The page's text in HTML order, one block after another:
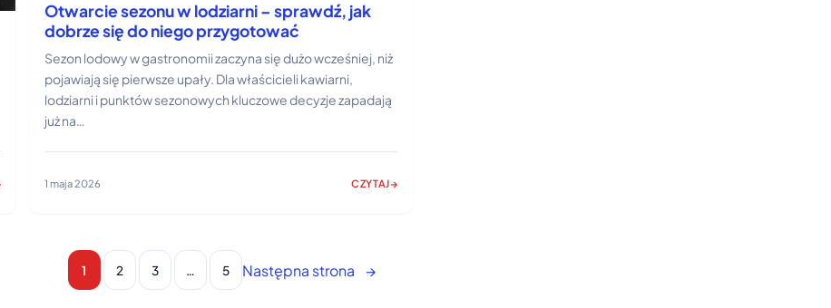
Otwarcie sezonu w lodziarni – sprawdź, jak
dobrze się do niego przygotować
Sezon lodowy w gastronomii zaczyna się dużo wcześniej, niż
pojawiają się pierwsze upały. Dla właścicieli kawiarni,
lodziarni i punktów sezonowych kluczowe decyzje zapadają
już na…
1 maja 2026 CZYTAJ
:
–
1 2 3 … 5 Następna strona →